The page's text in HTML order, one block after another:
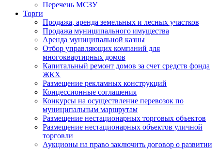
Перечень МСЗУ
Торги
Продажа, аренда земельных и лесных участков
Продажа муниципального имущества
Аренда муниципальной казны
Отбор управляющих компаний для
многоквартирных домов
Капитальный ремонт домов за счет средств фонда
ЖКХ
Размещение рекламных конструкций
Концессионные соглашения
Конкурсы на осуществление перевозок по
муниципальным маршрутам
Размещение нестационарных торговых объектов
Размещение нестационарных объектов уличной
торговли
Аукционы на право заключить договор о развитии